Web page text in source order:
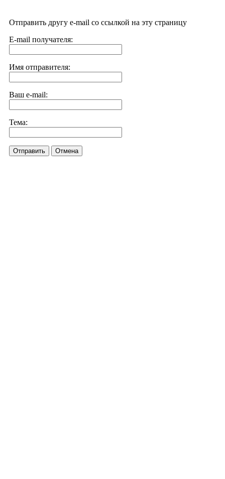
Отправить другу e-mail со ссылкой на эту страницу
E-mail получателя:
Имя отправителя:
Ваш e-mail:
Тема:
Отправить Отмена